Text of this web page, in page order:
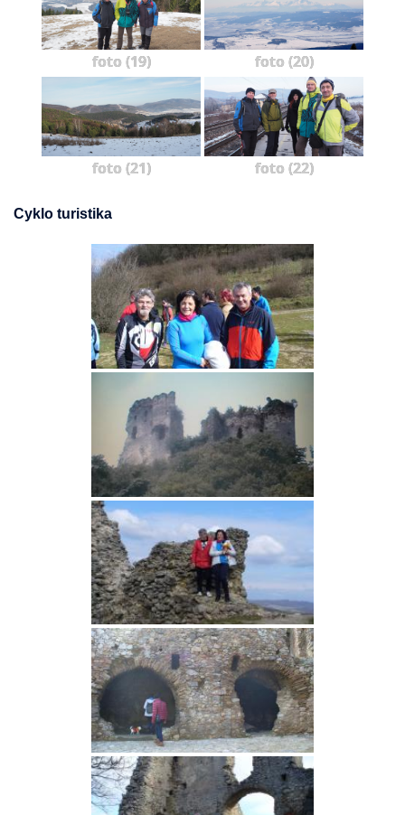
foto (19) foto (20)
foto (21) foto (22)
Cyklo turistika